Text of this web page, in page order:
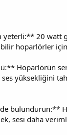
yeterli:** 20 watt
hoparlörler
Hoparlörün
yüksekliğini
bulundurun:**
sesi daha